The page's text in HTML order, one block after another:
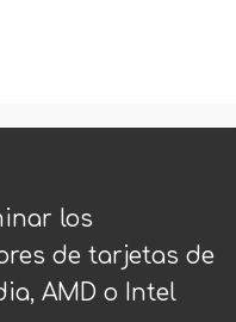
los
de tarjetas de
AMD o Intel